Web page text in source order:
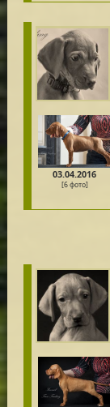
03.04.2016
[6 фото]